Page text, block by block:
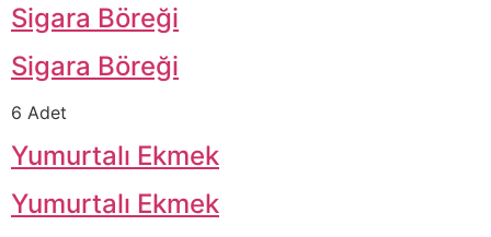
Sigara Böreği
Sigara Böreği
6 Adet
Yumurtalı Ekmek
Yumurtalı Ekmek